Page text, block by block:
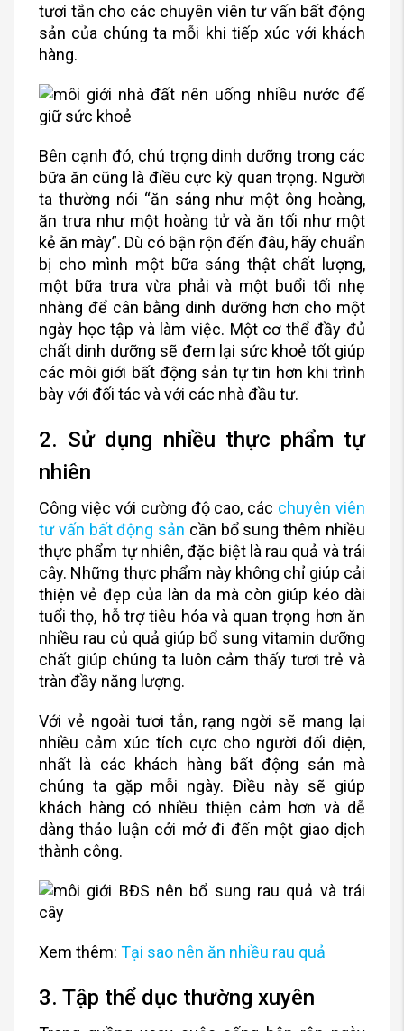
tươi tắn cho các chuyên viên tư vấn bất động
sản của chúng ta mỗi khi tiếp xúc với khách
hàng.
Bên cạnh đó, chú trọng dinh dưỡng trong các
bữa ăn cũng là điều cực kỳ quan trọng. Người
ta thường nói “ăn sáng như một ông hoàng,
ăn trưa như một hoàng tử và ăn tối như một
kẻ ăn mày”. Dù có bận rộn đến đâu, hãy chuẩn
bị cho mình một bữa sáng thật chất lượng,
một bữa trưa vừa phải và một buổi tối nhẹ
nhàng để cân bằng dinh dưỡng hơn cho một
ngày học tập và làm việc. Một cơ thể đầy đủ
chất dinh dưỡng sẽ đem lại sức khoẻ tốt giúp
các môi giới bất động sản tự tin hơn khi trình
bày với đối tác và với các nhà đầu tư.
2. Sử dụng nhiều thực phẩm tự
nhiên
Công việc với cường độ cao, các chuyên viên
tư vấn bất động sản cần bổ sung thêm nhiều
thực phẩm tự nhiên, đặc biệt là rau quả và trái
cây. Những thực phẩm này không chỉ giúp cải
thiện vẻ đẹp của làn da mà còn giúp kéo dài
tuổi thọ, hỗ trợ tiêu hóa và quan trọng hơn ăn
nhiều rau củ quả giúp bổ sung vitamin dưỡng
chất giúp chúng ta luôn cảm thấy tươi trẻ và
tràn đầy năng lượng.
Với vẻ ngoài tươi tắn, rạng ngời sẽ mang lại
nhiều cảm xúc tích cực cho người đối diện,
nhất là các khách hàng bất động sản mà
chúng ta gặp mỗi ngày. Điều này sẽ giúp
khách hàng có nhiều thiện cảm hơn và dễ
dàng thảo luận cởi mở đi đến một giao dịch
thành công.
Xem thêm: Tại sao nên ăn nhiều rau quả
3. Tập thể dục thường xuyên